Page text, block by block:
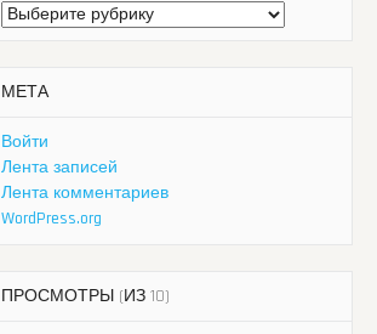
Рубрики
МЕТА
Войти
Лента записей
Лента комментариев
WordPress.org
ПРОСМОТРЫ (ИЗ 10)